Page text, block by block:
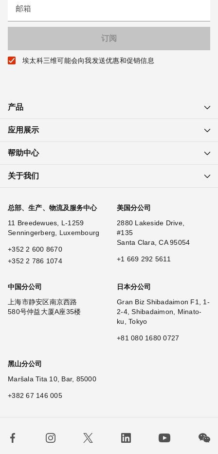
邮箱
埃太科三维可能会向我发送优惠和促销信息
产品
应用展示
帮助中心
关于我们
总部、生产、物流及服务中心
11 Breedewues, L-1259
Senningerberg, Luxembourg
+352 2 600 8670
+352 2 786 1074
美国分公司
2880 Lakeside Drive,
#135
Santa Clara, CA 95054
+1 669 292 5611
中国分公司
上海市静安区南京西路
580号仲益大厦A座35楼
日本分公司
Gran Biz Shibadaimon F1, 1-
2-4, Shibadaimon, Minato-
ku, Tokyo
+81 080 1680 0727
黑山分公司
Maršala Tita 10, Bar, 85000
+382 67 146 005